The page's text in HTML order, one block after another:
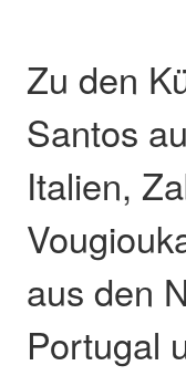
Zu den
Santos
Italien,
aus den
Portugal